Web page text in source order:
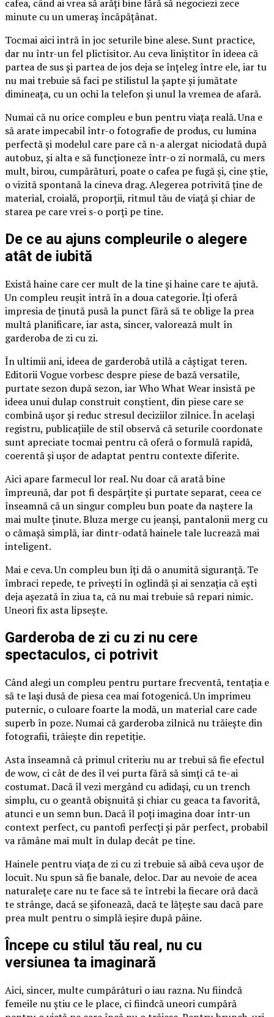
cafea, când ai vrea să arăți bine fără să negociezi zece
minute cu un umeraș încăpățânat.
Tocmai aici intră în joc seturile bine alese. Sunt practice,
dar nu într-un fel plictisitor. Au ceva liniștitor în ideea că
partea de sus și partea de jos deja se înțeleg între ele, iar tu
nu mai trebuie să faci pe stilistul la șapte și jumătate
dimineața, cu un ochi la telefon și unul la vremea de afară.
Numai că nu orice compleu e bun pentru viața reală. Una e
să arate impecabil într-o fotografie de produs, cu lumina
perfectă și modelul care pare că n-a alergat niciodată după
autobuz, și alta e să funcționeze într-o zi normală, cu mers
mult, birou, cumpărături, poate o cafea pe fugă și, cine știe,
o vizită spontană la cineva drag. Alegerea potrivită ține de
material, croială, proporții, ritmul tău de viață și chiar de
starea pe care vrei s-o porți pe tine.
De ce au ajuns compleurile o alegere
atât de iubită
Există haine care cer mult de la tine și haine care te ajută.
Un compleu reușit intră în a doua categorie. Îți oferă
impresia de ținută pusă la punct fără să te oblige la prea
multă planificare, iar asta, sincer, valorează mult în
garderoba de zi cu zi.
În ultimii ani, ideea de garderobă utilă a câștigat teren.
Editorii Vogue vorbesc despre piese de bază versatile,
purtate sezon după sezon, iar Who What Wear insistă pe
ideea unui dulap construit conștient, din piese care se
combină ușor și reduc stresul deciziilor zilnice. În același
registru, publicațiile de stil observă că seturile coordonate
sunt apreciate tocmai pentru că oferă o formulă rapidă,
coerentă și ușor de adaptat pentru contexte diferite.
Aici apare farmecul lor real. Nu doar că arată bine
împreună, dar pot fi despărțite și purtate separat, ceea ce
înseamnă că un singur compleu bun poate da naștere la
mai multe ținute. Bluza merge cu jeanși, pantalonii merg cu
o cămașă simplă, iar dintr-odată hainele tale lucrează mai
inteligent.
Mai e ceva. Un compleu bun îți dă o anumită siguranță. Te
îmbraci repede, te privești în oglindă și ai senzația că ești
deja așezată în ziua ta, că nu mai trebuie să repari nimic.
Uneori fix asta lipsește.
Garderoba de zi cu zi nu cere
spectaculos, ci potrivit
Când alegi un compleu pentru purtare frecventă, tentația e
să te lași dusă de piesa cea mai fotogenică. Un imprimeu
puternic, o culoare foarte la modă, un material care cade
superb în poze. Numai că garderoba zilnică nu trăiește din
fotografii, trăiește din repetiție.
Asta înseamnă că primul criteriu nu ar trebui să fie efectul
de wow, ci cât de des îl vei purta fără să simți că te-ai
costumat. Dacă îl vezi mergând cu adidași, cu un trench
simplu, cu o geantă obișnuită și chiar cu geaca ta favorită,
atunci e un semn bun. Dacă îl poți imagina doar într-un
context perfect, cu pantofi perfecți și păr perfect, probabil
va rămâne mai mult în dulap decât pe tine.
Hainele pentru viața de zi cu zi trebuie să aibă ceva ușor de
locuit. Nu spun să fie banale, deloc. Dar au nevoie de acea
naturalețe care nu te face să te întrebi la fiecare oră dacă
te strânge, dacă se șifonează, dacă te lățește sau dacă pare
prea mult pentru o simplă ieșire după pâine.
Începe cu stilul tău real, nu cu
versiunea ta imaginară
Aici, sincer, multe cumpărături o iau razna. Nu fiindcă
femeile nu știu ce le place, ci fiindcă uneori cumpără